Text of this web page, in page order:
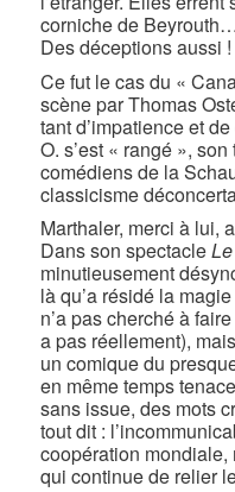
corniche de
Des déceptions aussi !
Ce fut le cas du «
scène par Thomas
tant d’impatience et
O. s’est « rangé »,
comédiens de la
classicisme
Marthaler, merci à lui,
Dans son spectacle
minutieusement
là qu’a résidé la
n’a pas cherché à
a pas réellement),
un comique du
en même temps
sans issue, des mots
tout dit :
coopération mondiale,
qui continue de relier